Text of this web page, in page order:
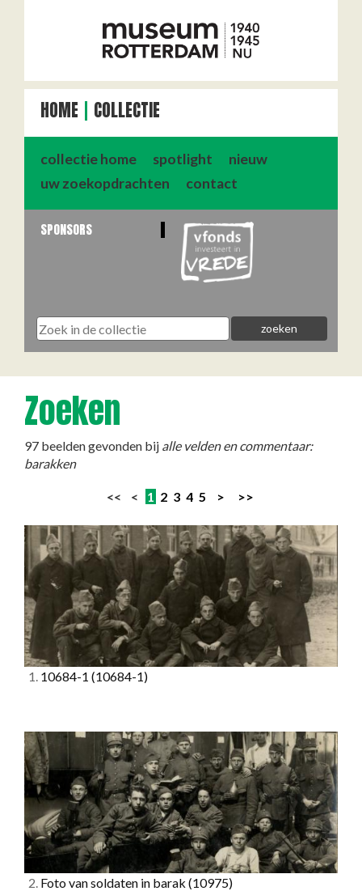
HOME COLLECTIE
collectie home spotlight
nieuw
uw zoekopdrachten
contact
SPONSORS
Zoeken
97 beelden gevonden bij alle velden en commentaar:
barakken
<< < 1 2 3 4 5 > >>
1. 10684-1 (10684-1)
2. Foto van soldaten in barak (10975)